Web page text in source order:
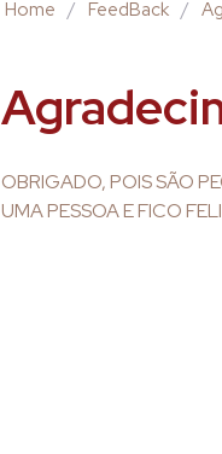
Home / FeedBack /
OBRIGADO, POIS SÃO
UMA PESSOA E FICO